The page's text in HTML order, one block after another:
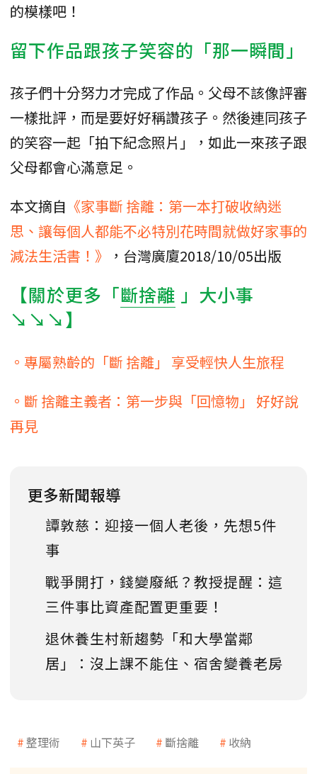
的模樣吧！
留下作品跟孩子笑容的「那一瞬間」
孩子們十分努力才完成了作品。父母不該像評審
一樣批評，而是要好好稱讚孩子。然後連同孩子
的笑容一起「拍下紀念照片」，如此一來孩子跟
父母都會心滿意足。
本文摘自 《家事斷 捨離：第一本打破收納迷
思、讓每個人都能不必特別花時間就做好家事的
減法生活書！》
，台灣廣廈2018/10/05出版
【關於更多「斷捨離 」大小事
↘↘↘】
。專屬熟齡的「斷 捨離」 享受輕快人生旅程
。斷 捨離主義者：第一步與「回憶物」 好好說
再見
更多新聞報導
譚敦慈：迎接一個人老後，先想5件
事
戰爭開打，錢變廢紙？教授提醒：這
三件事比資產配置更重要！
退休養生村新趨勢「和大學當鄰
居」：沒上課不能住、宿舍變養老房
整理術 山下英子 斷捨離 收納